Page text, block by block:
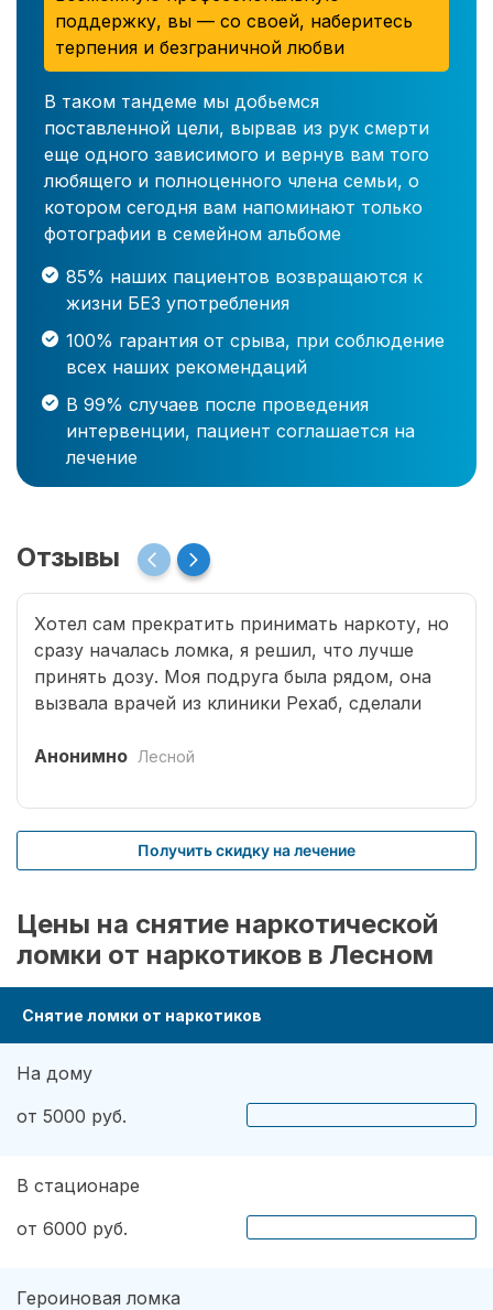
поддержку, вы — со своей, наберитесь
терпения и безграничной любви
В таком тандеме мы добьемся
поставленной цели, вырвав из рук смерти
еще одного зависимого и вернув вам того
любящего и полноценного члена семьи, о
котором сегодня вам напоминают только
фотографии в семейном альбоме
85% наших пациентов возвращаются к
жизни БЕЗ употребления
100% гарантия от срыва, при соблюдение
всех наших рекомендаций
В 99% случаев после проведения
интервенции, пациент соглашается на
лечение
Отзывы
Хотел сам прекратить принимать наркоту, но
сразу началась ломка, я решил, что лучше
принять дозу. Моя подруга была рядом, она
вызвала врачей из клиники Рехаб, сделали
что надо там пролечиться основательно.
Анонимно Лесной
Получить скидку на лечение
Цены на снятие наркотической
ломки от наркотиков в Лесном
Снятие ломки от наркотиков
На дому
от 5000 руб.
В стационаре
от 6000 руб.
Героиновая ломка